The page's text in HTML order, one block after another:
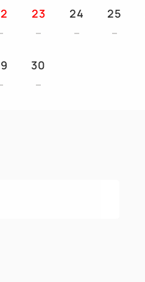
23 24 25
30